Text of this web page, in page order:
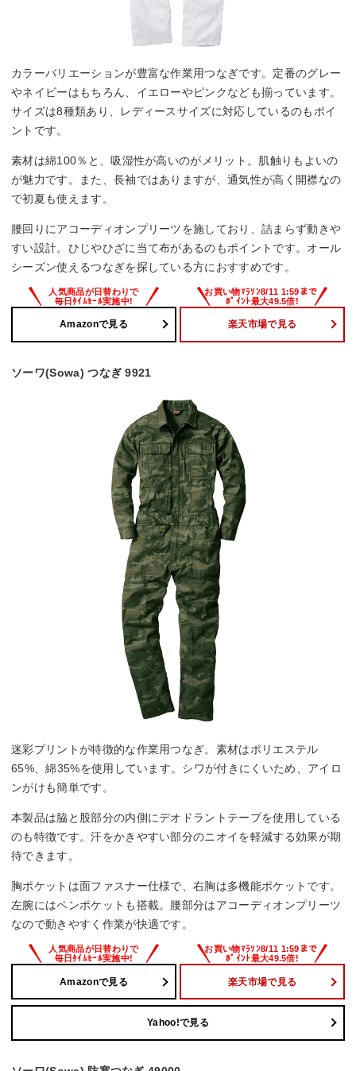
カラーバリエーションが豊富な作業用つなぎです。定番のグレー
やネイビーはもちろん、イエローやピンクなども揃っています。
サイズは8種類あり、レディースサイズに対応しているのもポイ
ントです。
素材は綿100％と、吸湿性が高いのがメリット。肌触りもよいの
が魅力です。また、長袖ではありますが、通気性が高く開襟なの
で初夏も使えます。
腰回りにアコーディオンプリーツを施しており、詰まらず動きや
すい設計。ひじやひざに当て布があるのもポイントです。オール
シーズン使えるつなぎを探している方におすすめです。
Amazonで見る 楽天市場で見る
ソーワ(Sowa) つなぎ 9921
迷彩プリントが特徴的な作業用つなぎ。素材はポリエステル
65%、綿35%を使用しています。シワが付きにくいため、アイロ
ンがけも簡単です。
本製品は脇と股部分の内側にデオドラントテープを使用している
のも特徴です。汗をかきやすい部分のニオイを軽減する効果が期
待できます。
胸ポケットは面ファスナー仕様で、右胸は多機能ポケットです。
左腕にはペンポケットも搭載。腰部分はアコーディオンプリーツ
なので動きやすく作業が快適です。
Amazonで見る 楽天市場で見る
Yahoo!で見る